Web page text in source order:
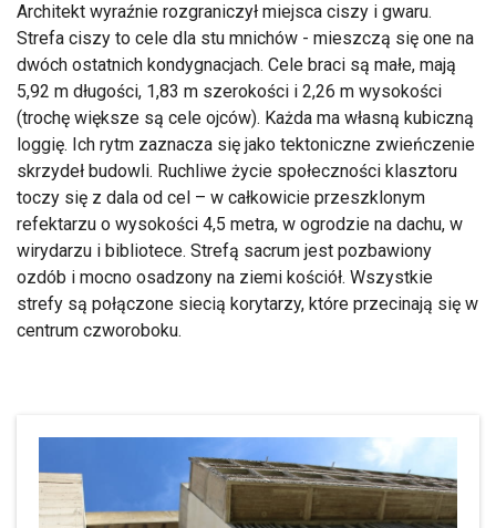
Architekt wyraźnie rozgraniczył miejsca ciszy i gwaru.
Strefa ciszy to cele dla stu mnichów - mieszczą się one na
dwóch ostatnich kondygnacjach. Cele braci są małe, mają
5,92 m długości, 1,83 m szerokości i 2,26 m wysokości
(trochę większe są cele ojców). Każda ma własną kubiczną
loggię. Ich rytm zaznacza się jako tektoniczne zwieńczenie
skrzydeł budowli. Ruchliwe życie społeczności klasztoru
toczy się z dala od cel – w całkowicie przeszklonym
refektarzu o wysokości 4,5 metra, w ogrodzie na dachu, w
wirydarzu i bibliotece. Strefą sacrum jest pozbawiony
ozdób i mocno osadzony na ziemi kościół. Wszystkie
strefy są połączone siecią korytarzy, które przecinają się w
centrum czworoboku.